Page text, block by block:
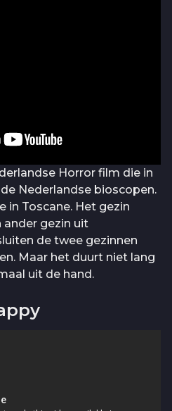
Horror film die in
Nederlandse bioscopen.
in Toscane. Het gezin
ander gezin uit
de twee gezinnen
Maar het duurt niet lang
uit de hand.